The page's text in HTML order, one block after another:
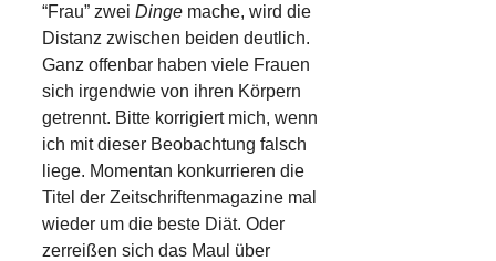
“Frau” zwei Dinge mache, wird die
Distanz zwischen beiden deutlich.
Ganz offenbar haben viele Frauen
sich irgendwie von ihren Körpern
getrennt. Bitte korrigiert mich, wenn
ich mit dieser Beobachtung falsch
liege. Momentan konkurrieren die
Titel der Zeitschriftenmagazine mal
wieder um die beste Diät. Oder
zerreißen sich das Maul über